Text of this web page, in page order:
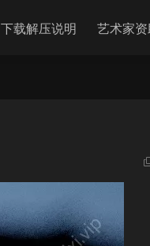
下载解压说明 艺术家